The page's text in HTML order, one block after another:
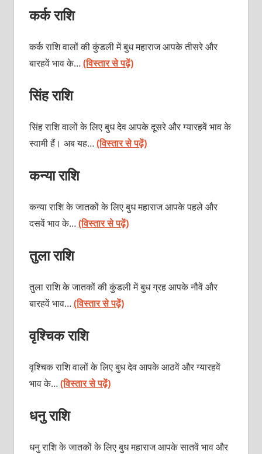
कर्क राशि
कर्कराशि वालों की कुंडली में बुध महाराज आपके तीसरे और
बारहवें भाव के…(विस्तार से पढ़ें)
सिंह राशि
सिंह राशि वालों के लिए बुध देव आपके दूसरे और ग्यारहवें भाव के
स्वामी हैं। अब यह…(विस्तार से पढ़ें)
कन्या राशि
कन्या राशि के जातकों के लिए बुध महाराज आपके पहले और
दसवें भाव के…(विस्तार से पढ़ें)
तुला राशि
तुला राशि के जातकों की कुंडली में बुध ग्रह आपके नौवें और
बारहवें भाव…(विस्तार से पढ़ें)
वृश्चिक राशि
वृश्चिक राशि वालों के लिए बुध देव आपके आठवें और ग्यारहवें
भाव के…(विस्तार से पढ़ें)
धनु राशि
धनु राशि के जातकों के लिए बुध महाराज आपके सातवें भाव और